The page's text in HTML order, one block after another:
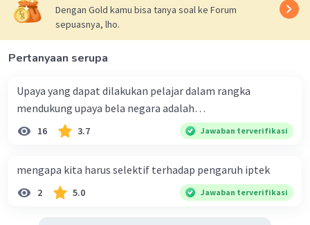
Dengan Gold kamu bisa tanya soal ke Forum
sepuasnya, lho.
Pertanyaan serupa
Upaya yang dapat dilakukan pelajar dalam rangka
mendukung upaya bela negara adalah…
16 3.7 Jawaban terverifikasi
mengapa kita harus selektif terhadap pengaruh iptek
2 5.0 Jawaban terverifikasi